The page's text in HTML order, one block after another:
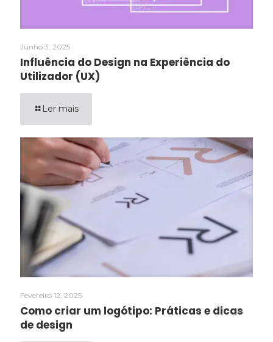
Junho 3, 2025
Influência do Design na Experiência do
Utilizador (UX)
Ler mais
Fevereiro 12, 2025
Como criar um logótipo: Práticas e dicas
de design